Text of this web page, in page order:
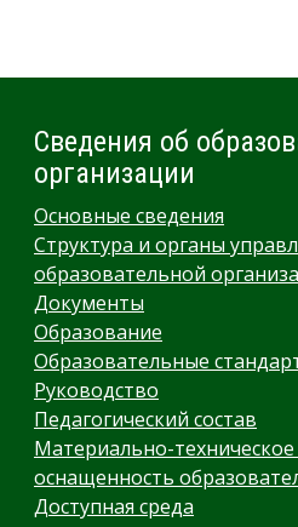
Сведения об
организации
Основные сведения
Структура и органы
образовательной
Документы
Образование
Образовательные
Руководство
Педагогический состав
Материально-
оснащенность
Доступная среда